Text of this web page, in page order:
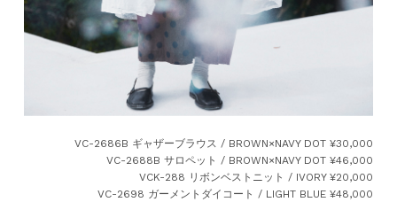
VC-2686B ギャザーブラウス / BROWN×NAVY DOT ¥30,000
VC-2688B サロペット / BROWN×NAVY DOT ¥46,000
VCK-288 リボンベストニット / IVORY ¥20,000
VC-2698 ガーメントダイコート / LIGHT BLUE ¥48,000